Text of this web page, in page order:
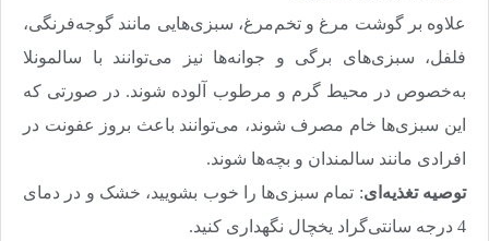
علاوه بر گوشت مرغ و تخم‌مرغ، سبزی‌هایی مانند گوجه‌فرنگی،
فلفل، سبزی‌های برگی و جوانه‌ها نیز می‌توانند با سالمونلا
به‌خصوص در محیط گرم و مرطوب آلوده شوند. در صورتی که
این سبزی‌ها خام مصرف شوند، می‌توانند باعث بروز عفونت در
افرادی مانند سالمندان و بچه‌ها شوند.
توصیه تغذیه‌ای: تمام سبزی‌ها را خوب بشویید، خشک و در دمای
4 درجه سانتی‌گراد یخچال نگهداری کنید
.